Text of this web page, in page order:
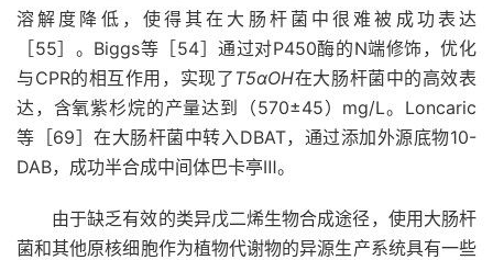
溶解度降低，使得其在大肠杆菌中很难被成功表达
［55］。Biggs等［54］通过对P450酶的N端修饰，优化
与CPR的相互作用，实现了T5αOH在大肠杆菌中的高效表
达，含氧紫杉烷的产量达到（570±45）mg/L。Loncaric
等［69］在大肠杆菌中转入DBAT，通过添加外源底物10-
DAB，成功半合成中间体巴卡亭Ⅲ。
由于缺乏有效的类异戊二烯生物合成途径，使用大肠杆
菌和其他原核细胞作为植物代谢物的异源生产系统具有一些